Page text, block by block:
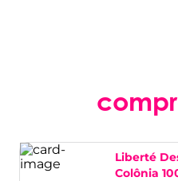
Liberté
Colônia